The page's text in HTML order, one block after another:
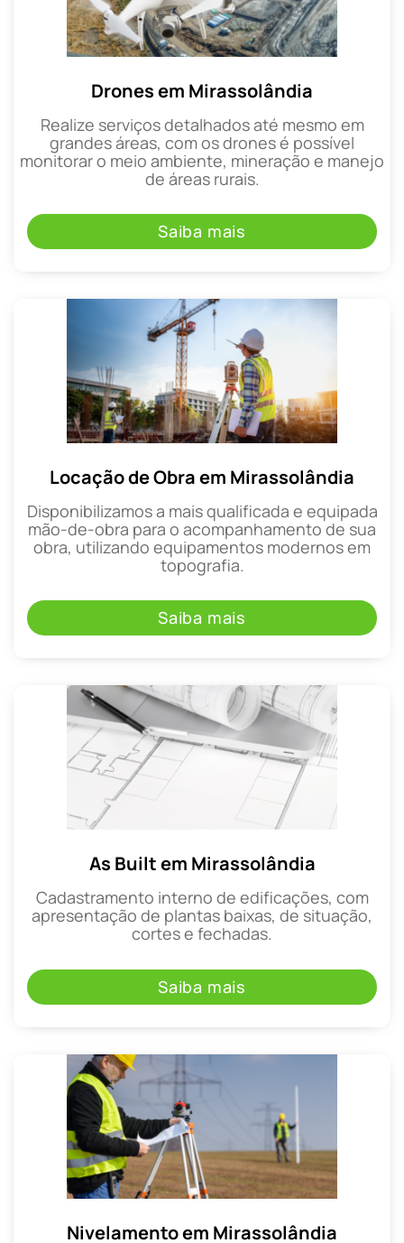
Drones em Mirassolândia
Realize serviços detalhados até mesmo em
grandes áreas, com os drones é possível
monitorar o meio ambiente, mineração e manejo
de áreas rurais.
Saiba mais
Locação de Obra em Mirassolândia
Disponibilizamos a mais qualificada e equipada
mão-de-obra para o acompanhamento de sua
obra, utilizando equipamentos modernos em
topografia.
Saiba mais
As Built em Mirassolândia
Cadastramento interno de edificações, com
apresentação de plantas baixas, de situação,
cortes e fechadas.
Saiba mais
Nivelamento em Mirassolândia